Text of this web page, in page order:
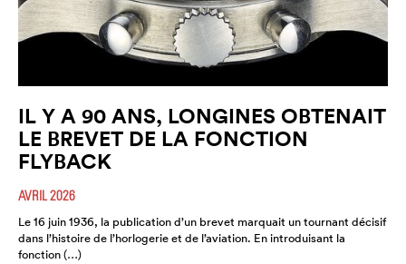
IL Y A 90 ANS, LONGINES OBTENAIT
LE BREVET DE LA FONCTION
FLYBACK
AVRIL 2026
Le 16 juin 1936, la publication d’un brevet marquait un tournant décisif
dans l’histoire de l’horlogerie et de l’aviation. En introduisant la
fonction (…)